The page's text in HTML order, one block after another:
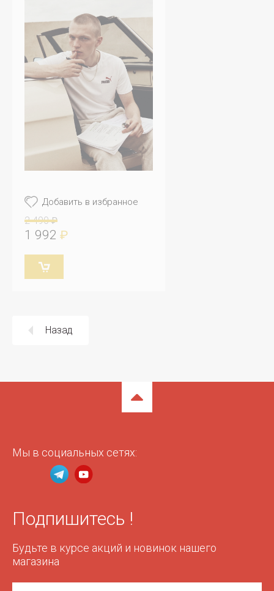
Добавить в избранное
2 490 ₽
1 992 ₽
Назад
Подпишитесь !
Будьте в курсе акций и новинок нашего
магазина
Мы в социальных сетях: